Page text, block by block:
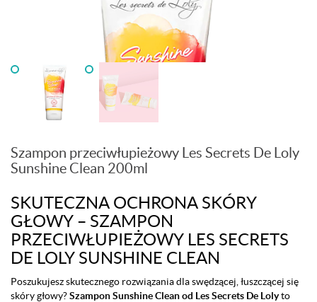
Szampon przeciwłupieżowy Les Secrets De Loly
Sunshine Clean 200ml
SKUTECZNA OCHRONA SKÓRY
GŁOWY – SZAMPON
PRZECIWŁUPIEŻOWY LES SECRETS
DE LOLY SUNSHINE CLEAN
Poszukujesz skutecznego rozwiązania dla swędzącej, łuszczącej się
skóry głowy?Szampon Sunshine Clean od Les Secrets De Lolyto